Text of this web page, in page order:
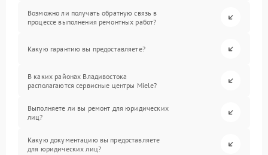
Возможно ли получать обратную связь в
процессе выполнения ремонтных работ?
Какую гарантию вы предоставляете?
В каких районах Владивостока
располагаются сервисные центры Miele?
Выполняете ли вы ремонт для юридических
лиц?
Какую документацию вы предоставляете
для юридических лиц?